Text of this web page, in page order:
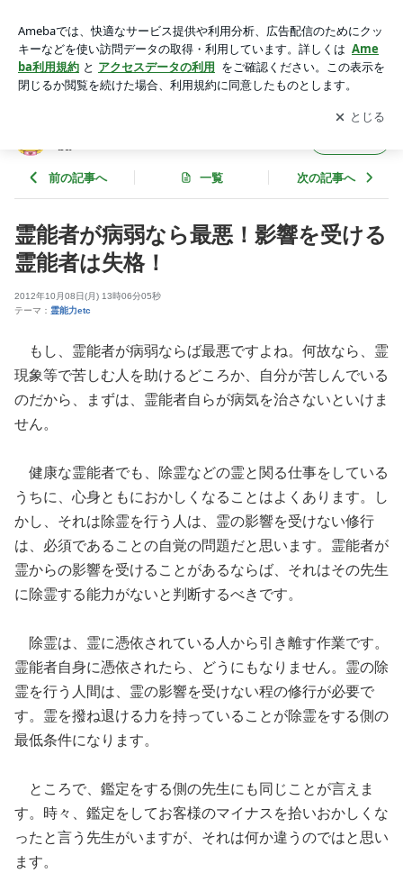
アイ 本音をずばり！ powered by Ameba
アプリをダウンロードして ブログの更新通知
を受け取りまし
ょう。
開く
ba
前の記事へ 一覧 次の記事へ
霊能者が病弱なら最悪！影響を受ける
霊能者は失格！
2012年10月08日(月) 13時06分05秒
テーマ： 霊能力etc
もし、霊能者が病弱ならば最悪ですよね。何故なら、霊
現象等で苦しむ人を助けるどころか、自分が苦しんでいる
のだから、まずは、霊能者自らが病気を治さないといけま
せん。
健康な霊能者でも、除霊などの霊と関る仕事をしている
うちに、心身ともにおかしくなることはよくあります。し
かし、それは除霊を行う人は、霊の影響を受けない修行
は、必須であることの自覚の問題だと思います。霊能者が
霊からの影響を受けることがあるならば、それはその先生
に除霊する能力がないと判断するべきです。
除霊は、霊に憑依されている人から引き離す作業です。
霊能者自身に憑依されたら、どうにもなりません。霊の除
霊を行う人間は、霊の影響を受けない程の修行が必要で
す。霊を撥ね退ける力を持っていることが除霊をする側の
最低条件になります。
ところで、鑑定をする側の先生にも同じことが言えま
す。時々、鑑定をしてお客様のマイナスを拾いおかしくな
ったと言う先生がいますが、それは何か違うのではと思い
ます。